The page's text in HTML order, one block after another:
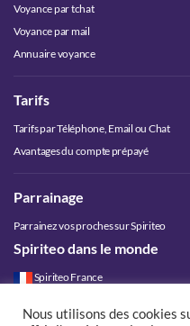
Voyance par tchat
Voyance par mail
Annuaire voyance
Tarifs
Tarifs par Téléphone, Email ou Chat
Avantages du compte prépayé
Parrainage
Parrainez vos proches sur Spiriteo
Spiriteo dans le monde
Spiriteo France
Spiriteo Luxembourg
Nous utilisons des cookies